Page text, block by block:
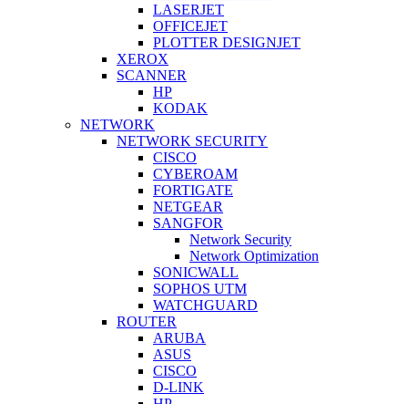
LASERJET
OFFICEJET
PLOTTER DESIGNJET
XEROX
SCANNER
HP
KODAK
NETWORK
NETWORK SECURITY
CISCO
CYBEROAM
FORTIGATE
NETGEAR
SANGFOR
Network Security
Network Optimization
SONICWALL
SOPHOS UTM
WATCHGUARD
ROUTER
ARUBA
ASUS
CISCO
D-LINK